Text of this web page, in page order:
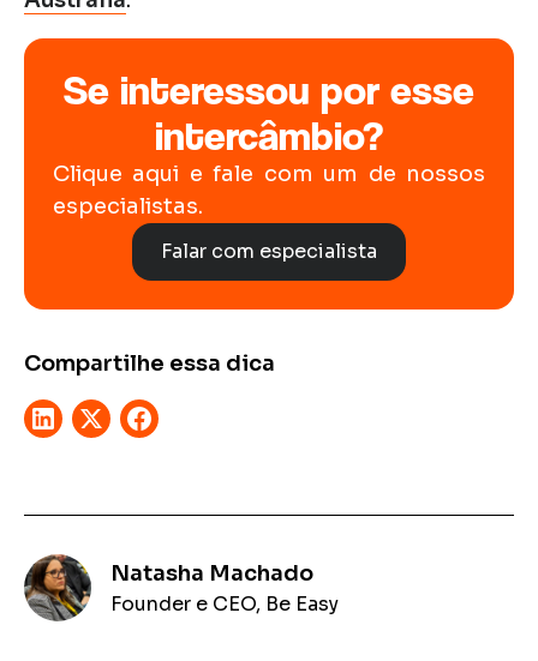
Se interessou por esse
intercâmbio?
Clique aqui e fale com um de nossos
especialistas.
Falar com especialista
Compartilhe essa dica
Natasha Machado
Founder e CEO, Be Easy